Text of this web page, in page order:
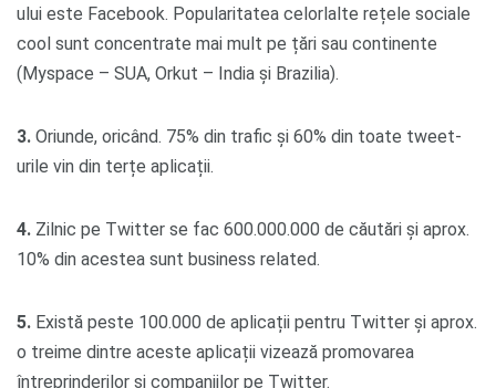
ului este Facebook. Popularitatea celorlalte rețele sociale
cool sunt concentrate mai mult pe țări sau continente
(Myspace – SUA, Orkut – India și Brazilia).
3. Oriunde, oricând. 75% din trafic și 60% din toate tweet-
urile vin din terțe aplicații.
4. Zilnic pe Twitter se fac 600.000.000 de căutări și aprox.
10% din acestea sunt business related.
5. Există peste 100.000 de aplicații pentru Twitter și aprox.
o treime dintre aceste aplicații vizează promovarea
întreprinderilor și companiilor pe Twitter.